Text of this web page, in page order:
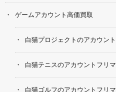
ゲームアカウント高価買取
白猫プロジェクトのアカウン
白猫テニスのアカウントフリ
白猫ゴルフのアカウントフリ